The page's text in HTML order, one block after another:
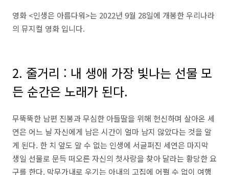
영화 <인생은 아름다워>는 2022년 9월 28일에 개봉한 우리나라
의 뮤지컬 영화 입니다.
2. 줄거리 : 내 생애 가장 빛나는 선물 모
든 순간은 노래가 된다.
무뚝뚝한 남편 진봉과 무심한 아들딸을 위해 헌신하며 살아온 세
연은 어느 날 자신에게 남은 시간이 얼마 남지 않았다는 것을 알
게 된다. 한 치 앞도 알 수 없는 인생에 서글퍼진 세연은 마지막
생일 선물로 문득 떠오른 자신의 첫사랑을 찾아 달라는 황당한 요
구를 한다. 막무가내로 우기는 아내의 고집에 어쩔 수 없이 여행